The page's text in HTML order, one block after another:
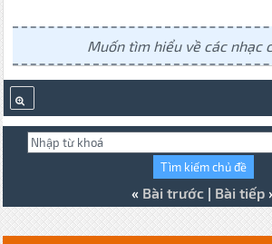
Muốn tìm hiểu về các nhạc
« Bài trước| Bài tiếp